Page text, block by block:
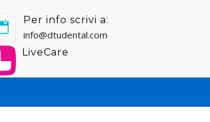
Per info scrivi a:
info@dtudental.com
LiveCare